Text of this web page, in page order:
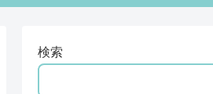
検索